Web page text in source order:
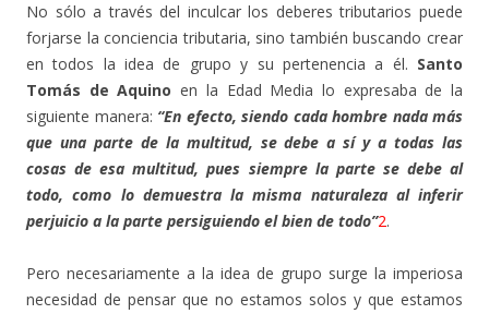
No sólo a través del inculcar los deberes tributarios puede
forjarse la conciencia tributaria, sino también buscando crear
en todos la idea de grupo y su pertenencia a él. Santo
Tomás de Aquinoen la Edad Media lo expresaba de la
siguiente manera: “En efecto, siendo cada hombre nada más
que una parte de la multitud, se debe a sí y a todas las
cosas de esa multitud, pues siempre la parte se debe al
todo, como lo demuestra la misma naturaleza al inferir
perjuicio a la parte persiguiendo el bien de todo”2.
Pero necesariamente a la idea de grupo surge la imperiosa
necesidad de pensar que no estamos solos y que estamos